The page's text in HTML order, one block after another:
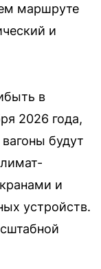
маршруте
и
в
2026 года,
будут
и
устройств.